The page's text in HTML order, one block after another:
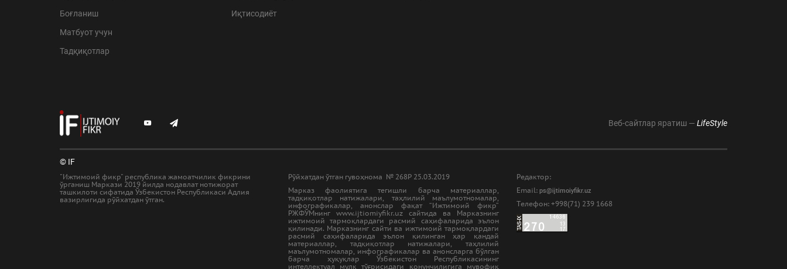
Боғланиш
Матбуот учун
Тадқиқотлар
Иқтисодиёт
Веб-сайтлар яратиш — LifeStyle
© IF
"Ижтимоий фикр" республика жамоатчилик фикрини
ўрганиш Маркази 2019 йилда нодавлат нотижорат
ташкилоти сифатида Ўзбекистон Республикаси Адлия
вазирлигида рўйхатдан ўтган.
Рўйхатдан ўтган гувоҳнома № 268Р 25.03.2019
Марказ фаолиятига тегишли барча материаллар,
тадқиқотлар натижалари, таҳлилий маълумотномалар,
инфографикалар, анонслар фақат “Ижтимоий фикр”
РЖФЎМнинг www.ijtiomiyfikr.uz сайтида ва Марказнинг
ижтимоий тармоқлардаги расмий саҳифаларида эълон
қилинади. Марказнинг сайти ва ижтимоий тармоқлардаги
расмий саҳифаларида эълон қилинган ҳар қандай
материаллар, тадқиқотлар натижалари, таҳлилий
маълумотномалар, инфографикалар ва анонсларга бўлган
барча ҳуқуқлар Ўзбекистон Республикасининг
интеллектуал мулк тўғрисидаги қонунчилигига мувофиқ
Редактор:
Email: ps@ijtimoiyfikr.uz
Tелефон: +998(71) 239 1668